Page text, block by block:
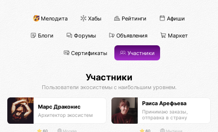
Мелодита Хабы Рейтинги Афиши
Блоги Форумы Объявления Маркет
Сертификаты Участники
Участники
Пользователи экосистемы с наибольшим уровнем.
Марс Драконис
Архитектор экосистем
Раиса Арефьева
Принимаю заказы,
отправка в страну